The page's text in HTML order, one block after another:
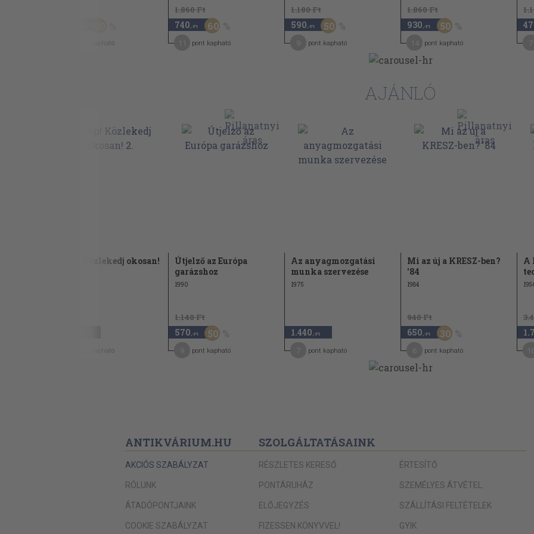
pont kapható
1.860 Ft
740 ,-Ft 60
pont kapható
1.180 Ft
590 ,-Ft 50
pont kapható
1.860 Ft
930 ,-Ft 50
pont kapható
AJÁNLÓ
Stop! Közlekedj okosan!
pont kapható
Útjelző az Európa
garázshoz
1990
1.140 Ft
570 ,-Ft 50
pont kapható
Az anyagmozgatási
munka szervezése
1975
1.440 ,-Ft
pont kapható
Mi az új a KRESZ-ben?
'84
1984
940 Ft
650 ,-Ft 30
pont kapható
A
ANTIKVÁRIUM.HU
AKCIÓS SZABÁLYZAT
RÓLUNK
ÁTADÓPONTJAINK
COOKIE SZABÁLYZAT
SZOLGÁLTATÁSAINK
RÉSZLETES KERESŐ
PONTÁRUHÁZ
ELŐJEGYZÉS
FIZESSEN KÖNYVVEL!
ÉRTESÍTŐ
SZEMÉLYES ÁTVÉTEL
SZÁLLÍTÁSI FELTÉTELEK
GYIK